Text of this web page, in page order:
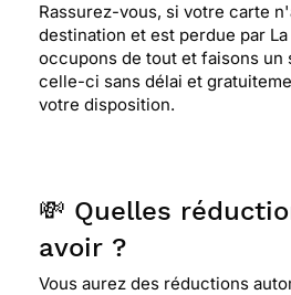
Rassurez-vous, si votre carte
destination et est perdue par
occupons de tout et faisons un
celle-ci sans délai et
votre disposition.
💸 Quelles
avoir ?
Vous aurez des réductions